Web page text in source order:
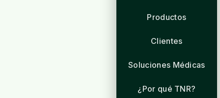
Productos
Clientes
Soluciones Médicas
¿Por qué TNR?